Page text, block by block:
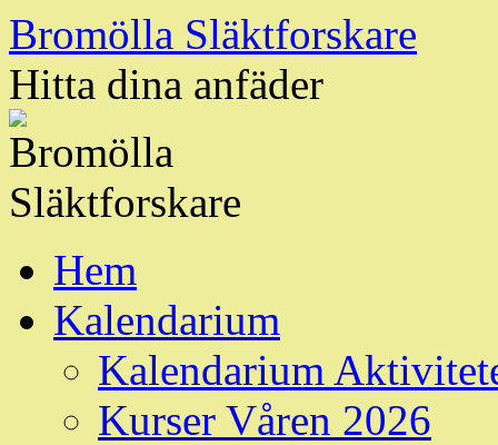
Hoppa
till
innehåll
Bromölla Släktforskare
Hitta dina anfäder
Hem
Kalendarium
Kalendarium
Kurser Våren 2026